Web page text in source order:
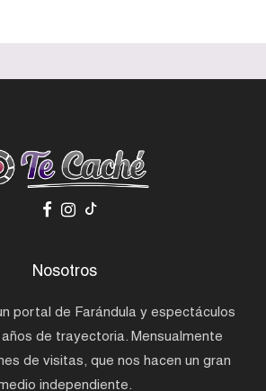
Nosotros
portal de Farándula y espectáculos
de trayectoria. Mensualmente
de visitas, que nos hacen un gran
independiente.